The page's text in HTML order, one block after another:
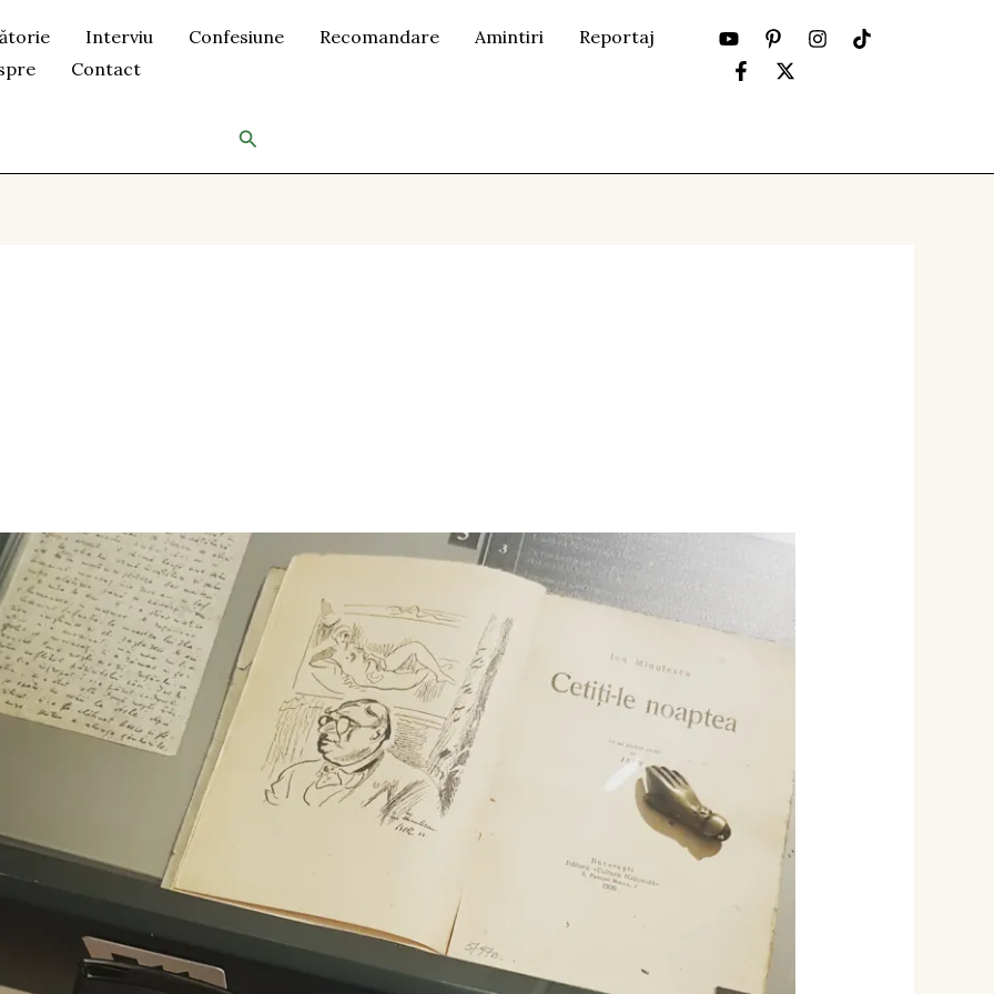
Interviu Confesiune Recomandare Amintiri
Reportaj
Contact
Search